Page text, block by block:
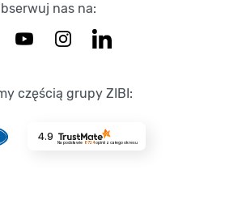
nas na:
częścią grupy ZIBI:
4.9
Na podstawie 8724opinii z całego okresu